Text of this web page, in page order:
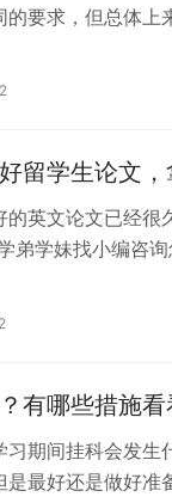
要求，但总体上
留学生论文
英文论文已经很
弟学妹找小编咨
有哪些措施
期间挂科会发生
最好还是做好准